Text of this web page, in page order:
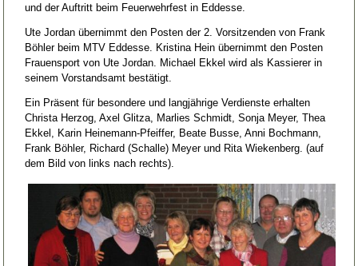
und der Auftritt beim Feuerwehrfest in Eddesse.
Ute Jordan übernimmt den Posten der 2. Vorsitzenden von Frank
Böhler beim MTV Eddesse. Kristina Hein übernimmt den Posten
Frauensport von Ute Jordan. Michael Ekkel wird als Kassierer in
seinem Vorstandsamt bestätigt.
Ein Präsent für besondere und langjährige Verdienste erhalten
Christa Herzog, Axel Glitza, Marlies Schmidt, Sonja Meyer, Thea
Ekkel, Karin Heinemann-Pfeiffer, Beate Busse, Anni Bochmann,
Frank Böhler, Richard (Schalle) Meyer und Rita Wiekenberg. (auf
dem Bild von links nach rechts).